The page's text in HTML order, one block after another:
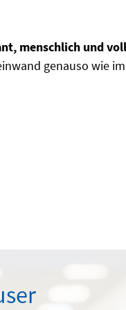
menschlich und
genauso wie